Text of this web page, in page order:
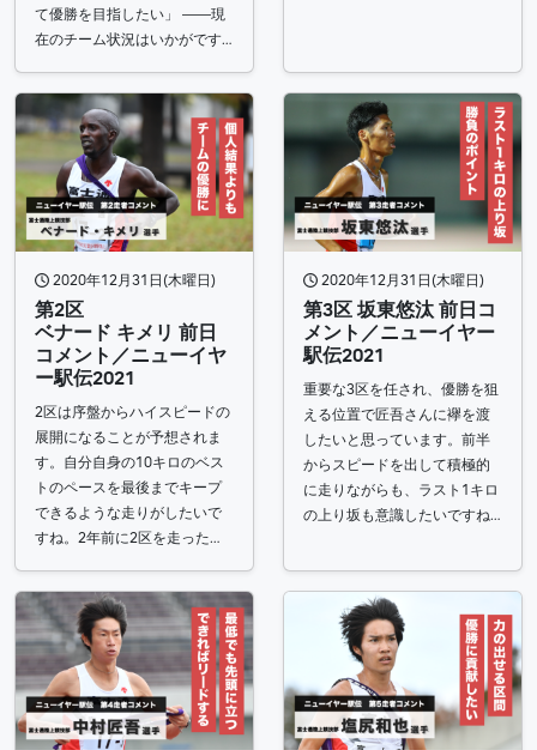
て優勝を目指したい」 ――現
在のチーム状況はいかがです…
2020年12月31日(木曜日)
第2区
ベナード キメリ 前日
コメント／ニューイヤ
ー駅伝2021​
2区は序盤からハイスピードの
展開になることが予想されま
す。自分自身の10キロのベス
トのペースを最後までキープ
できるような走りがしたいで
すね。2年前に2区を走った…
2020年12月31日(木曜日)
第3区 坂東悠汰 前日コ
メント／ニューイヤー
駅伝2021​
重要な3区を任され、優勝を狙
える位置で匠吾さんに襷を渡
したいと思っています。前半
からスピードを出して積極的
に走りながらも、ラスト1キロ
の上り坂も意識したいですね…